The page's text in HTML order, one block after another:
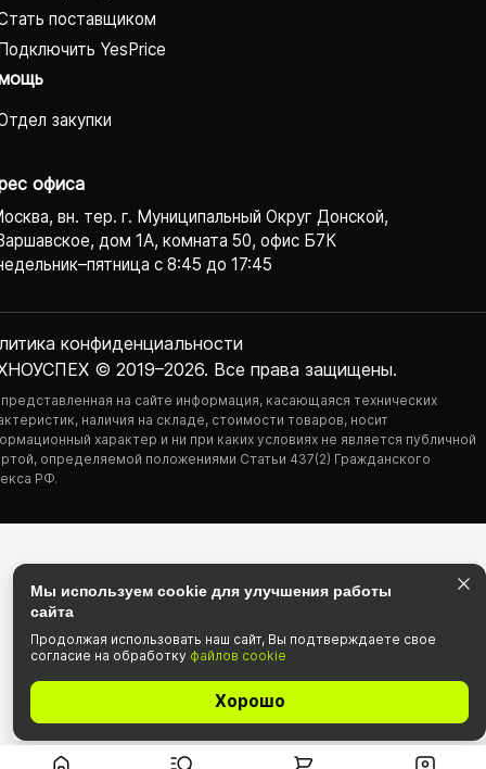
поставщиком
YesPrice
закупки
офиса
вн. тер. г. Муниципальный Округ Донской,
дом 1А, комната 50, офис Б7К
с 8:45 до 17:45
© 2019–2026. Все права защищены.
конфиденциаль­ности
на сайте информация, касающаяся технических
наличия на складе, стоимости товаров, носит
характер и ни при каких условиях не является публичной
определяемой положениями Статьи 437(2) Гражданского
РФ.
Мы используем cookie для улучшения работы
сайта
Продолжая использовать наш cайт, Вы подтвержда­ете свое
согласие на обработку файлов cookie
Хорошо